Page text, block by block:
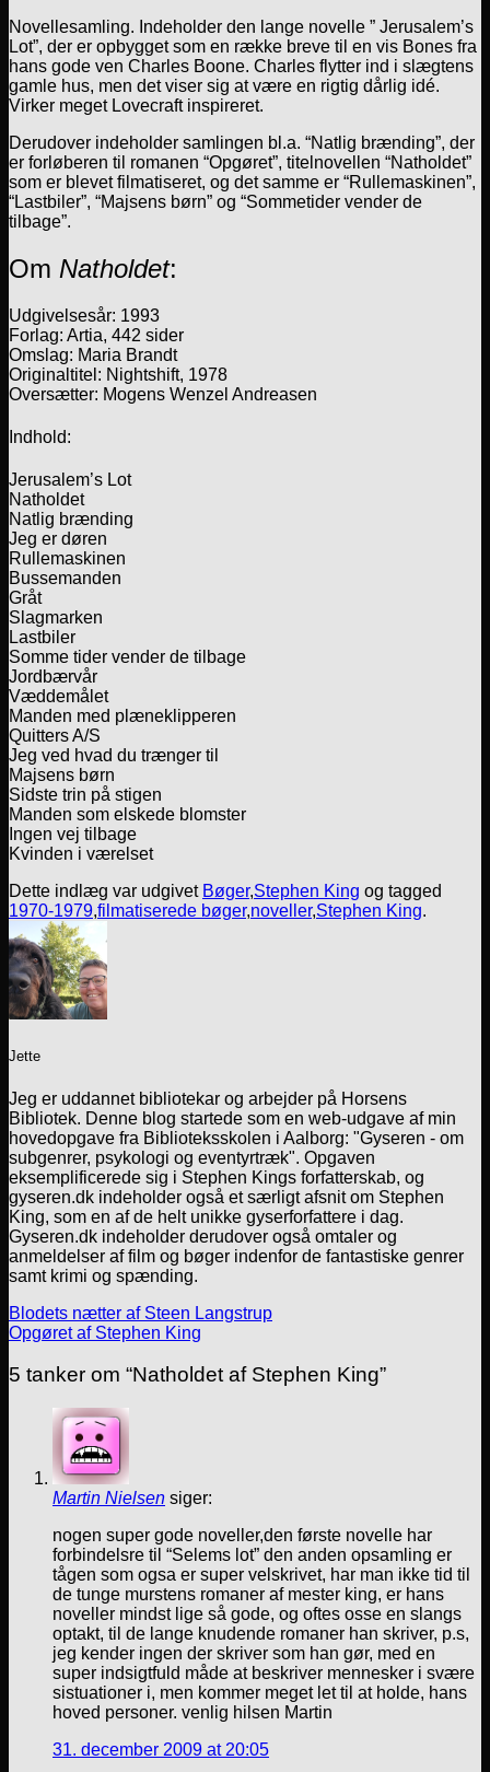
Novellesamling. Indeholder den lange novelle ” Jerusalem’s
Lot”, der er opbygget som en række breve til en vis Bones fra
hans gode ven Charles Boone. Charles flytter ind i slægtens
gamle hus, men det viser sig at være en rigtig dårlig idé.
Virker meget Lovecraft inspireret.
Derudover indeholder samlingen bl.a. “Natlig brænding”, der
er forløberen til romanen “Opgøret”, titelnovellen “Natholdet”
som er blevet filmatiseret, og det samme er “Rullemaskinen”,
“Lastbiler”, “Majsens børn” og “Sommetider vender de
tilbage”.
Om Natholdet:
Udgivelsesår: 1993
Forlag: Artia, 442 sider
Omslag: Maria Brandt
Originaltitel: Nightshift, 1978
Oversætter: Mogens Wenzel Andreasen
Indhold:
Jerusalem’s Lot
Natholdet
Natlig brænding
Jeg er døren
Rullemaskinen
Bussemanden
Gråt
Slagmarken
Lastbiler
Somme tider vender de tilbage
Jordbærvår
Væddemålet
Manden med plæneklipperen
Quitters A/S
Jeg ved hvad du trænger til
Majsens børn
Sidste trin på stigen
Manden som elskede blomster
Ingen vej tilbage
Kvinden i værelset
Dette indlæg var udgivet Bøger,Stephen King og tagged
1970-1979,filmatiserede bøger,noveller,Stephen King.
Jette
Jeg er uddannet bibliotekar og arbejder på Horsens
Bibliotek. Denne blog startede som en web-udgave af min
hovedopgave fra Biblioteksskolen i Aalborg: "Gyseren - om
subgenrer, psykologi og eventyrtræk". Opgaven
eksemplificerede sig i Stephen Kings forfatterskab, og
gyseren.dk indeholder også et særligt afsnit om Stephen
King, som en af de helt unikke gyserforfattere i dag.
Gyseren.dk indeholder derudover også omtaler og
anmeldelser af film og bøger indenfor de fantastiske genrer
samt krimi og spænding.
Blodets nætter af Steen Langstrup
Opgøret af Stephen King
5 tanker om “Natholdet af Stephen King”
Martin Nielsen siger:
nogen super gode noveller,den første novelle har
forbindelsre til “Selems lot” den anden opsamling er
tågen som ogsa er super velskrivet, har man ikke tid til
de tunge murstens romaner af mester king, er hans
noveller mindst lige så gode, og oftes osse en slangs
optakt, til de lange knudende romaner han skriver, p.s,
jeg kender ingen der skriver som han gør, med en
super indsigtfuld måde at beskriver mennesker i svære
sistuationer i, men kommer meget let til at holde, hans
hoved personer. venlig hilsen Martin
31. december 2009 at 20:05